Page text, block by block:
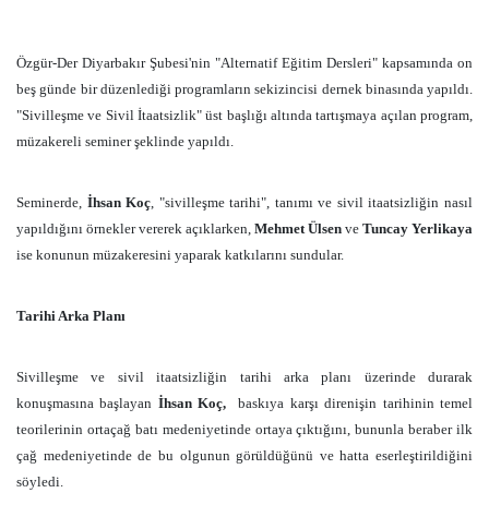
Özgür-Der Diyarbakır Şubesi'nin "Alternatif Eğitim Dersleri" kapsamında on
beş günde bir düzenlediği programların sekizincisi dernek binasında yapıldı.
"Sivilleşme ve Sivil İtaatsizlik" üst başlığı altında tartışmaya açılan program,
müzakereli seminer şeklinde yapıldı.
Seminerde, İhsan Koç, "sivilleşme tarihi", tanımı ve sivil itaatsizliğin nasıl
yapıldığını örnekler vererek açıklarken, Mehmet Ülsen ve Tuncay Yerlikaya
ise konunun müzakeresini yaparak katkılarını sundular.
Tarihi Arka Planı
Sivilleşme ve sivil itaatsizliğin tarihi arka planı üzerinde durarak
konuşmasına başlayan İhsan Koç,
baskıya karşı direnişin tarihinin temel
teorilerinin ortaçağ batı medeniyetinde ortaya çıktığını, bununla beraber ilk
çağ medeniyetinde de bu olgunun görüldüğünü ve hatta eserleştirildiğini
söyledi.